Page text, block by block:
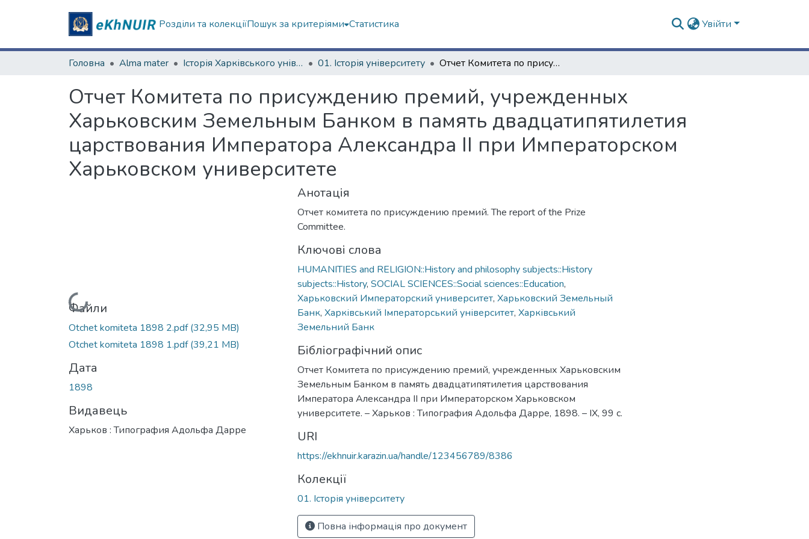
Розділи та колекціїПошук за критеріями Статистика Увійти
Головна Alma mater Історія Харківського університету 01. Історія університету Отчет Комитета по присуждению премий, учрежденных Харьковским Земельным Банком в память двадцатипятилетия царствования Императора Александра ІІ при Императорском Харьковском университете
Отчет Комитета по присуждению премий, учрежденных
Харьковским Земельным Банком в память двадцатипятилетия
царствования Императора Александра ІІ при Императорском
Харьковском университете
Вантажиться...
Файли
Otchet komiteta 1898 2.pdf(32,95 MB)
Otchet komiteta 1898 1.pdf(39,21 MB)
Дата
1898
Видавець
Харьков : Типография Адольфа Дарре
Анотація
Отчет комитета по присуждению премий. The report of the Prize
Committee.
Ключові слова
HUMANITIES and RELIGION::History and philosophy subjects::History
subjects::History, SOCIAL SCIENCES::Social sciences::Education,
Харьковский Императорский университет, Харьковский Земельный
Банк, Харківський Імператорський університет, Харківський
Земельний Банк
Бібліографічний опис
Отчет Комитета по присуждению премий, учрежденных Харьковским
Земельным Банком в память двадцатипятилетия царствования
Императора Александра ІІ при Императорском Харьковском
университете. – Харьков : Типография Адольфа Дарре, 1898. – ІХ, 99 с.
URI
https://ekhnuir.karazin.ua/handle/123456789/8386
Колекції
01. Історія університету
Повна інформація про документ